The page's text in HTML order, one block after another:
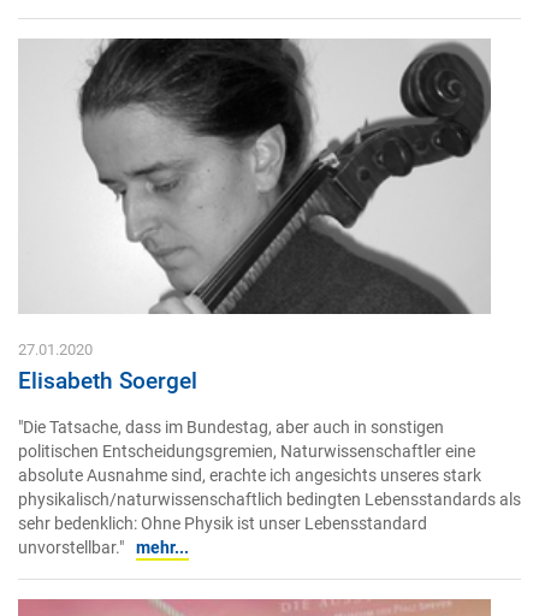
27.01.2020
Elisabeth Soergel
"Die Tatsache, dass im Bundestag, aber auch in sonstigen
politischen Entscheidungsgremien, Naturwissenschaftler eine
absolute Ausnahme sind, erachte ich angesichts unseres stark
physikalisch/naturwissenschaftlich bedingten Lebensstandards als
sehr bedenklich: Ohne Physik ist unser Lebensstandard
unvorstellbar." mehr...